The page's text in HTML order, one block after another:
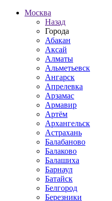
Москва
Назад
Города
Абакан
Аксай
Алматы
Альметьевск
Ангарск
Апрелевка
Арзамас
Армавир
Артём
Архангельск
Астрахань
Балабаново
Балаково
Балашиха
Барнаул
Батайск
Белгород
Березники